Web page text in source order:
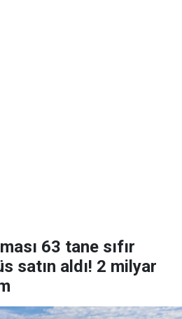
63 tane sıfır
satın aldı! 2 milyar